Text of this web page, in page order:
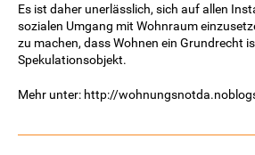
Es ist daher unerlässlich, sich auf allen
sozialen Umgang mit Wohnraum
zu machen, dass Wohnen ein Grundrecht
Spekulationsobjekt.
Mehr unter: http://